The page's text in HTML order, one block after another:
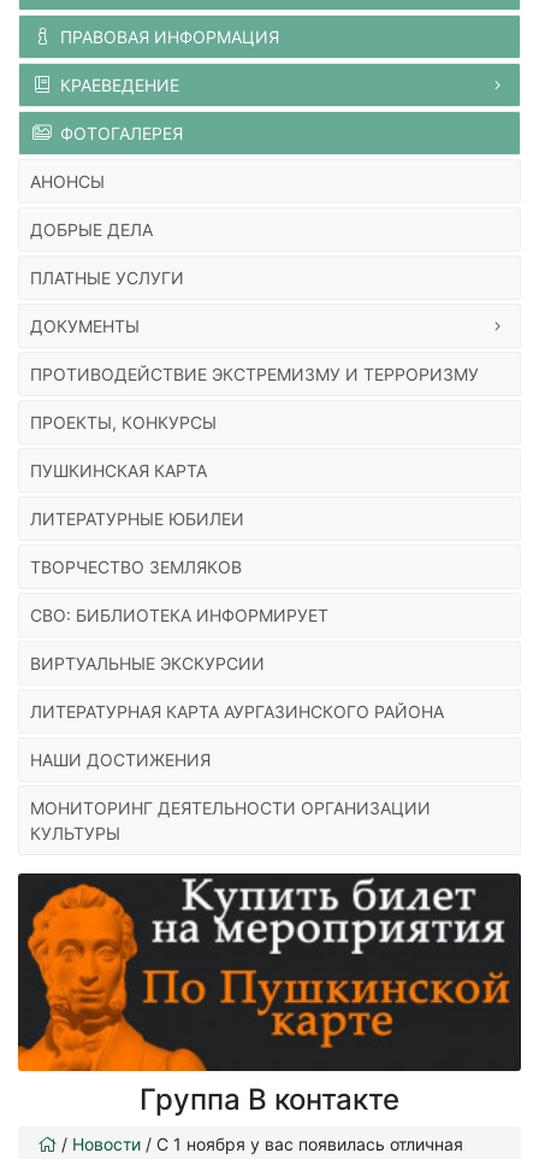
ПРАВОВАЯ ИНФОРМАЦИЯ
КРАЕВЕДЕНИЕ
ФОТОГАЛЕРЕЯ
АНОНСЫ
ДОБРЫЕ ДЕЛА
ПЛАТНЫЕ УСЛУГИ
ДОКУМЕНТЫ
ПРОТИВОДЕЙСТВИЕ ЭКСТРЕМИЗМУ И ТЕРРОРИЗМУ
ПРОЕКТЫ, КОНКУРСЫ
ПУШКИНСКАЯ КАРТА
ЛИТЕРАТУРНЫЕ ЮБИЛЕИ
ТВОРЧЕСТВО ЗЕМЛЯКОВ
СВО: БИБЛИОТЕКА ИНФОРМИРУЕТ
ВИРТУАЛЬНЫЕ ЭКСКУРСИИ
ЛИТЕРАТУРНАЯ КАРТА АУРГАЗИНСКОГО РАЙОНА
НАШИ ДОСТИЖЕНИЯ
МОНИТОРИНГ ДЕЯТЕЛЬНОСТИ ОРГАНИЗАЦИИ
КУЛЬТУРЫ
Группа В контакте
/ Новости / С 1 ноября у вас появилась отличная